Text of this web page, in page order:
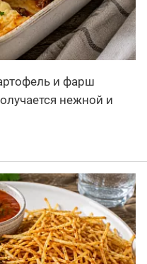
и фарш
нежной и